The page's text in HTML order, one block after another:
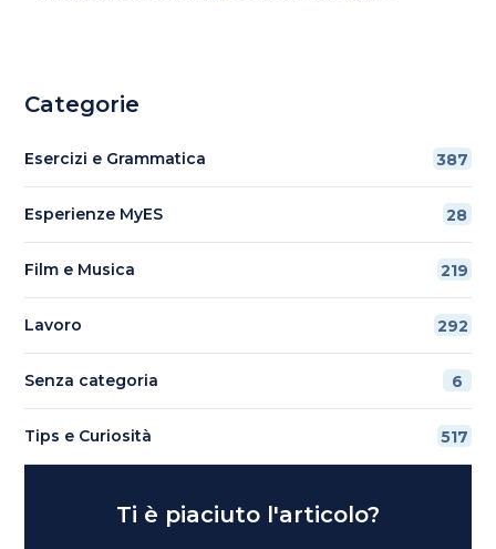
Categorie
Esercizi e Grammatica 387
Esperienze MyES 28
Film e Musica 219
Lavoro 292
Senza categoria 6
Tips e Curiosità 517
Ti è piaciuto l'articolo?